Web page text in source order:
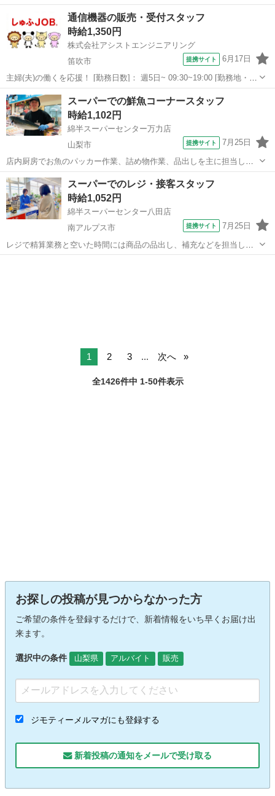
どを担当して頂きます。 経験が無い方でも丁寧に研修しますので安心
してお仕事スタート できます！ 技術が身付けば仕事の幅も広がり、キ
ャリアアップできます！！ アル...
山梨市 コンビニ
通信機器の販売・受付スタッフ
時給1,350円
株式会社アシストエンジニアリング
笛吹市
提携サイト 6月17日
主婦(夫)の働くを応援！ [勤務日数]： 週5日~ 09:30~19:00 [勤務地・最
寄駅]： 山梨県笛吹市石和町窪中島 株式会社アシストエンジニアリン
グ（派遣元） [職種名]：通信機器の販売・受付スタッフ [...
山梨 笛吹市 携帯ショップ
スーパーでの鮮魚コーナースタッフ
時給1,102円
綿半スーパーセンター万力店
山梨市
提携サイト 7月25日
店内厨房でお魚のパッカー作業、詰め物作業、品出しを主に担当して
頂くスタッフを募集しています。 ※包丁を使った作業はございませ
ん。 経験者の方は勿論、経験が無い方でも丁寧に研修・指導致します
ので安心してお仕事スタートできます...
山梨 山梨市 コンビニ
スーパーでのレジ・接客スタッフ
時給1,052円
綿半スーパーセンター八田店
南アルプス市
提携サイト 7月25日
レジで精算業務と空いた時間には商品の品出し、補充などを担当して
もらいます。 未経験でも大丈夫です。 分からないことは先輩スタッフ
1 2 3 ... 次へ
全1426件中 1-50件表示
お探しの投稿が見つからなかった方
ご希望の条件を登録するだけで、新着情報をいち早くお届け出
来ます。
選択中の条件 山梨県 アルバイト 販売
ジモティーメルマガにも登録する
新着投稿の通知をメールで受け取る